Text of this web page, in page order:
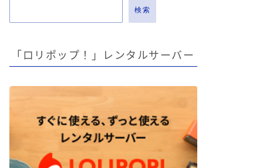
検索
「ロリポップ！」レンタルサーバー